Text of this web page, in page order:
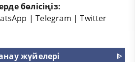
бөлісіңіз:
|Telegram |Twitter
жүйелері
ᐈ